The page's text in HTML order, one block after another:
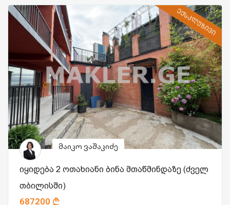
ᲔᲥᲡᲙᲚᲣᲖᲘᲕᲘ
მაიკო ვაშაკიძე
იყიდება 2 ოთახიანი ბინა მთაწმინდაზე (ძველ
თბილისში)
687200